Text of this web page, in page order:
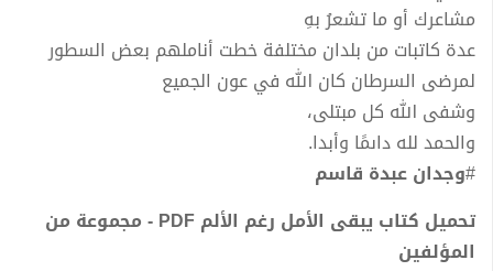
مشاعرك أو ما تشعرُ بهِ
عدة كاتبات من بلدان مختلفة خطت أناملهم بعض السطور
لمرضى السرطان كان الله في عون الجميع
وشفى الله كل مبتلى،
والحمد لله داىمًا وأبدا.
#وجدان عبدة قاسم
تحميل كتاب يبقى الأمل رغم الألم PDF - مجموعة من
المؤلفين